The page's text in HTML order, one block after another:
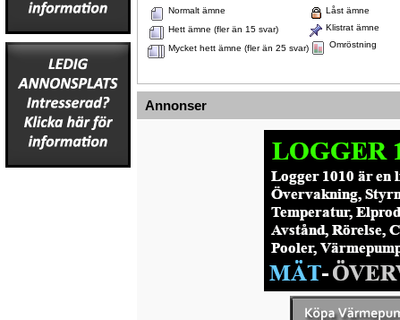
Normalt ämne
Hett ämne (fler än 15 svar)
Mycket hett ämne (fler än 25 svar)
Låst ämne
Klistrat ämne
Omröstning
Annonser